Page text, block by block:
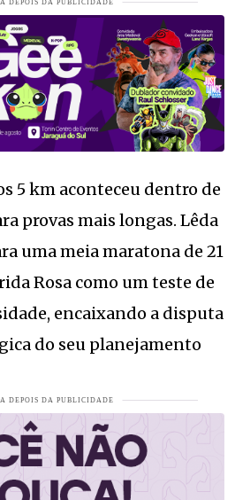
5 km aconteceu dentro de
provas mais longas. Lêda
uma meia maratona de 21
Rosa como um teste de
encaixando a disputa
do seu planejamento